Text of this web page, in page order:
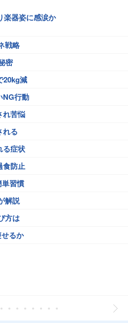
楽器姿に感涙か
戦略
密
20kg減
NG行動
れ苦悩
れる
る症状
食防止
習慣
解説
方は
るか